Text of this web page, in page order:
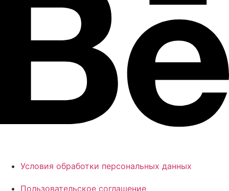
Условия обработки персональных данных
Пользовательское соглашение